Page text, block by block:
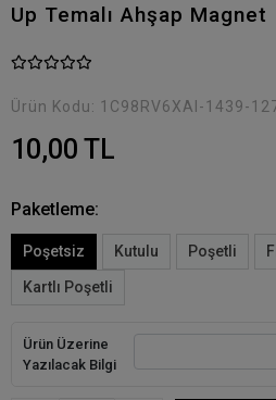
Up Temalı Ahşap Magnet
Ürün Kodu: 1C98RV6XAI-1439-
10,00 TL
Paketleme:
Poşetsiz Kutulu Poşetli
Kartlı Poşetli
Ürün Üzerine
Yazılacak Bilgi